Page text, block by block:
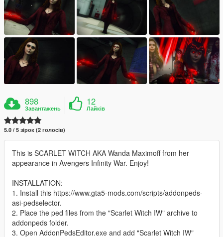
898
Завантажень
12
Лайків
5.0 / 5 зірок (2 голосів)
This is SCARLET WITCH AKA Wanda Maximoff from her
appearance in Avengers Infinity War. Enjoy!
INSTALLATION:
1. Install this https://www.gta5-mods.com/scripts/addonpeds-
asi-pedselector.
2. Place the ped files from the "Scarlet Witch IW" archive to
addonpeds folder.
3. Open AddonPedsEditor.exe and add "Scarlet Witch IW"